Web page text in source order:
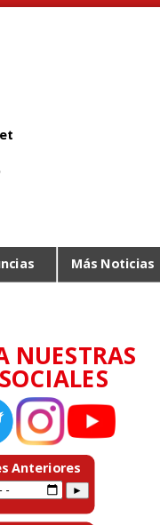
Más Noticias
NUESTRAS
Anteriores